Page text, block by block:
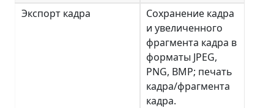
Экспорт кадра
Сохранение кадра
и увеличенного
фрагмента кадра в
форматы JPEG,
PNG, BMP; печать
кадра/фрагмента
кадра.